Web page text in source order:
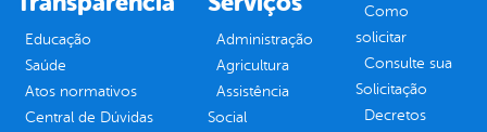
Educação
Saúde
Atos normativos
Central de Dúvidas
Administração
Agricultura
Assistência
Social
Como
solicitar
Consulte sua
Solicitação
Decretos